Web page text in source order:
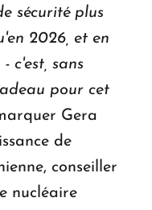
sécurité plus
2026, et en
c'est, sans
pour cet
Gera
de
conseiller
nucléaire